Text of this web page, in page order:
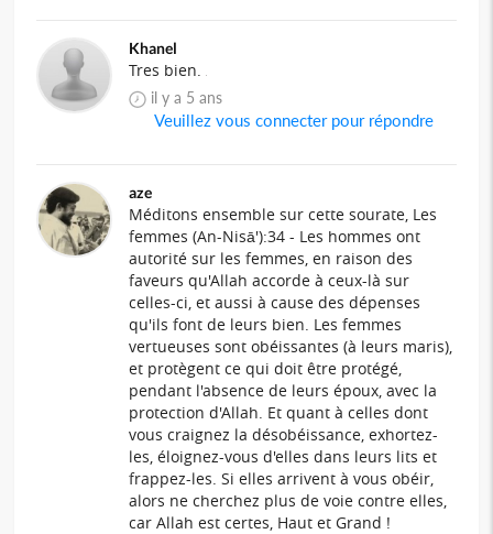
Khanel
Tres bien.
il y a 5 ans
Veuillez vous connecter pour répondre
aze
Méditons ensemble sur cette sourate, Les
femmes (An-Nisā'):34 - Les hommes ont
autorité sur les femmes, en raison des
faveurs qu'Allah accorde à ceux-là sur
celles-ci, et aussi à cause des dépenses
qu'ils font de leurs bien. Les femmes
vertueuses sont obéissantes (à leurs maris),
et protègent ce qui doit être protégé,
pendant l'absence de leurs époux, avec la
protection d'Allah. Et quant à celles dont
vous craignez la désobéissance, exhortez-
les, éloignez-vous d'elles dans leurs lits et
frappez-les. Si elles arrivent à vous obéir,
alors ne cherchez plus de voie contre elles,
car Allah est certes, Haut et Grand !